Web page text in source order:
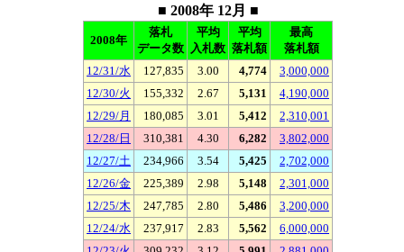
■ 2008年 12月 ■
2008年
落札
データ数
平均
入札数
平均
落札額
最高
落札額
12/31/水
127,835 3.00 4,774
3,000,000
12/30/火
155,332 2.67 5,131
4,190,000
12/29/月
180,085 3.01 5,412
2,310,001
12/28/日
310,381 4.30 6,282
3,802,000
12/27/土
234,966 3.54 5,425
2,702,000
12/26/金
225,389 2.98 5,148
2,301,000
12/25/木
247,785 2.80 5,486
3,200,000
12/24/水
237,917 2.83 5,562
6,000,000